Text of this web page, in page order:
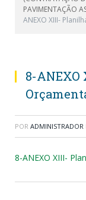
PAVIMENTAÇÃO
ANEXO XIII-
8-
POR ADMINISTRADOR
8-ANEXO XIII-